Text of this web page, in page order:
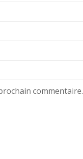
commentaire.